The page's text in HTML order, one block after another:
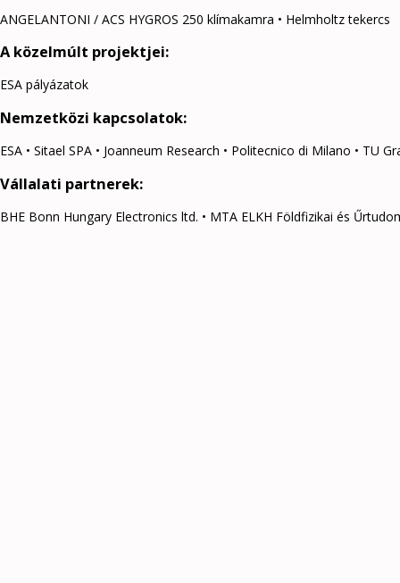
ANGELANTONI / ACS HYGROS 250 klímakamra • Helmholtz tekercs
A közelmúlt projektjei:
ESA pályázatok
Nemzetközi kapcsolatok:
ESA • Sitael SPA • Joanneum Research • Politecnico di Milano • TU
Vállalati partnerek:
BHE Bonn Hungary Electronics ltd. • MTA ELKH Földfizikai és